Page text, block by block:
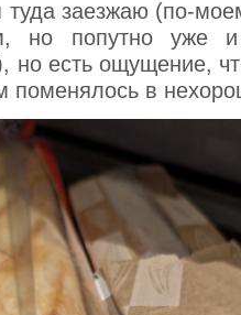
заезжаю (по-
но попутно уже
но есть ощущение,
поменялось в